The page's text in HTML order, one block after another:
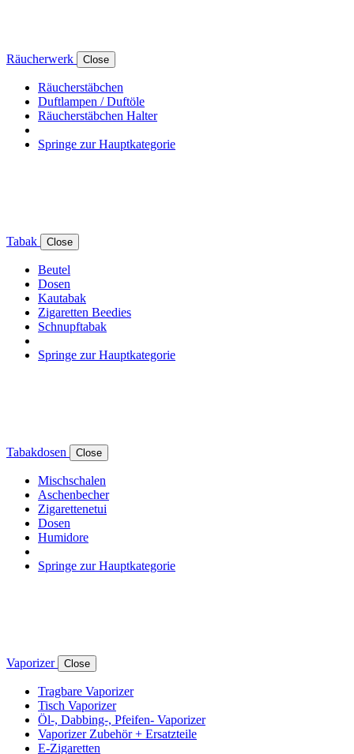
Räucherwerk Close
Räucherstäbchen
Duftlampen / Duftöle
Räucherstäbchen Halter
Springe zur Hauptkategorie
Tabak Close
Beutel
Dosen
Kautabak
Zigaretten Beedies
Schnupftabak
Springe zur Hauptkategorie
Tabakdosen Close
Mischschalen
Aschenbecher
Zigarettenetui
Dosen
Humidore
Springe zur Hauptkategorie
Vaporizer Close
Tragbare Vaporizer
Tisch Vaporizer
Öl-, Dabbing-, Pfeifen- Vaporizer
Vaporizer Zubehör + Ersatzteile
E-Zigaretten